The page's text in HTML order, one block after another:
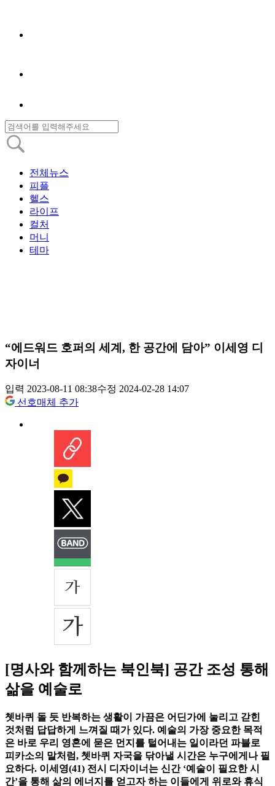
전체뉴스
피플
헬스
라이프
컬처
머니
테마
“에드워드 호퍼의 세계, 한 공간에 담아” 이세영 디
자이너
입력 2023-08-11 08:38수정 2024-02-28 14:07
선호매체 추가
[명사와 함께하는 북인북] 공간 조성 통해
삶을 예술로
쳇바퀴 돌 듯 반복하는 생활이 가끔은 어딘가에 눌리고 갇힌
것처럼 답답하게 느껴질 때가 있다. 예술의 가장 중요한 목적
은 바로 우리 영혼에 묻은 먼지를 털어내는 일이라던 파블로
피카소의 말처럼, 쳇바퀴 자국을 닦아낼 시간은 누구에게나 필
요하다. 이세영(41) 전시 디자이너는 신간 ‘예술이 필요한 시
간’을 통해 삶의 에너지를 얻고자 하는 이들에게 위로와 휴식